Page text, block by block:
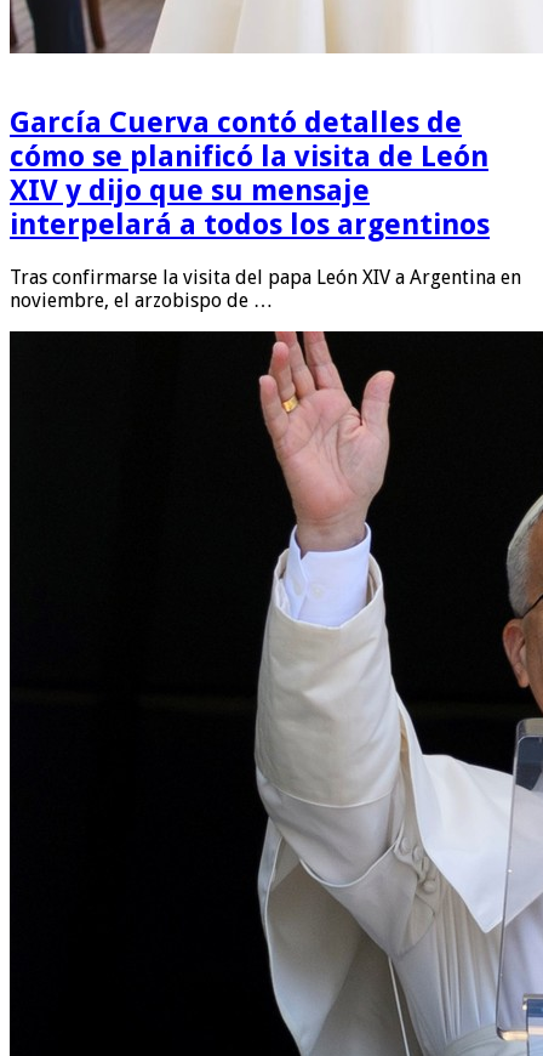
García Cuerva contó detalles de
cómo se planificó la visita de León
XIV y dijo que su mensaje
interpelará a todos los argentinos
Tras confirmarse la visita del papa León XIV a Argentina en
noviembre, el arzobispo de …